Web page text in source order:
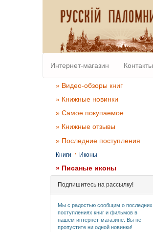
Интернет-магазин Контакты
» Видео-обзоры книг
» Книжные новинки
» Самое покупаемое
» Книжные отзывы
» Последние поступления
Книги · Иконы
» Писаные иконы
Подпишитесь на рассылку!
Мы с радостью сообщим о последних
поступлениях книг и фильмов в
нашем интернет-магазине. Вы не
пропустите ни одной новинки!